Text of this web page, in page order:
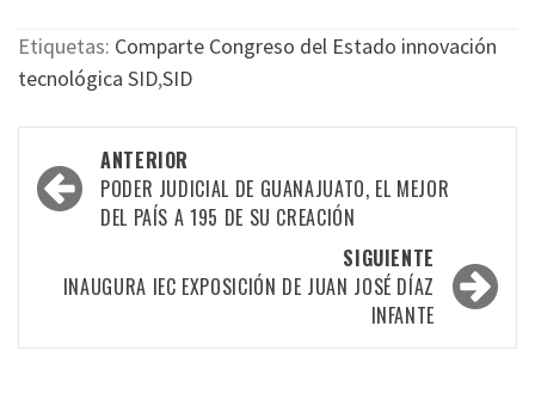
Etiquetas: Comparte Congreso del Estado innovación
tecnológica SID,SID
Navegación
por
entradas
ANTERIOR
PODER JUDICIAL DE GUANAJUATO, EL MEJOR
DEL PAÍS A 195 DE SU CREACIÓN
SIGUIENTE
INAUGURA IEC EXPOSICIÓN DE JUAN JOSÉ DÍAZ
INFANTE